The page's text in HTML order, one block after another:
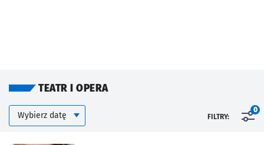
TEATR I OPERA
Kalendarium
Wybierz datę FILTRY:
0